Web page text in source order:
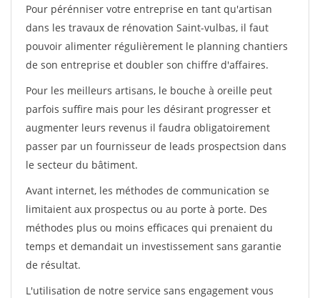
Pour pérénniser votre entreprise en tant qu'artisan
dans les travaux de rénovation Saint-vulbas, il faut
pouvoir alimenter régulièrement le planning chantiers
de son entreprise et doubler son chiffre d'affaires.
Pour les meilleurs artisans, le bouche à oreille peut
parfois suffire mais pour les désirant progresser et
augmenter leurs revenus il faudra obligatoirement
passer par un fournisseur de leads prospectsion dans
le secteur du bâtiment.
Avant internet, les méthodes de communication se
limitaient aux prospectus ou au porte à porte. Des
méthodes plus ou moins efficaces qui prenaient du
temps et demandait un investissement sans garantie
de résultat.
L'utilisation de notre service sans engagement vous